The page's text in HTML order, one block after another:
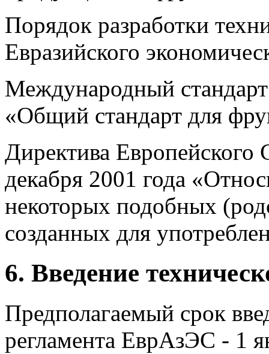
Порядок разработки
Евразийского
Международный
«Общий стандарт для
Директива
декабря 2001 года
некоторых подобных
созданных для
6. Введение
Предполагаемый срок
регламента ЕврАзЭС - 1